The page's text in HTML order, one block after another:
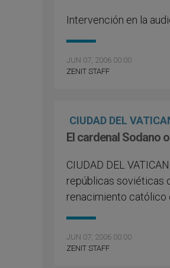
Intervención en la
JUN 07, 2006 00:00
ZENIT STAFF
CIUDAD DEL
El cardenal Sodano
CIUDAD DEL
repúblicas soviéticas
renacimiento católico
JUN 07, 2006 00:00
ZENIT STAFF